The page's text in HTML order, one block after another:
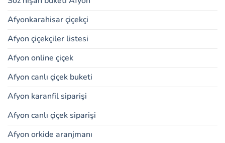
Afyonkarahisar çiçekçi
Afyon çiçekçiler listesi
Afyon online çiçek
Afyon canlı çiçek buketi
Afyon karanfil siparişi
Afyon canlı çiçek siparişi
Afyon orkide aranjmanı